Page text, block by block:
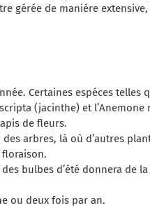
gérée de maniére
Certaines espéces telles
(jacinthe) et
de fleurs.
arbres, là où d’autres
bulbes d’été donnera de
ou deux fois par an.